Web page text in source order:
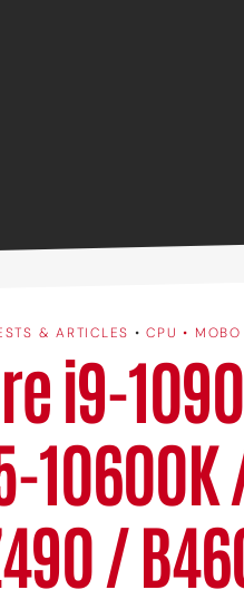
& ARTICLES •CPU • MOBO
i9-
/